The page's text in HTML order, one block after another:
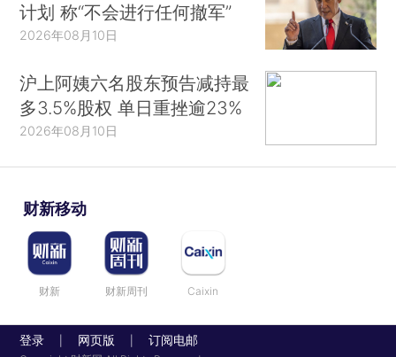
计划 称“不会进行任何撤军”
2026年08月10日
沪上阿姨六名股东预告减持最
多3.5%股权 单日重挫逾23%
2026年08月10日
财新移动
财新 财新周刊 Caixin
登录 网页版 订阅电邮